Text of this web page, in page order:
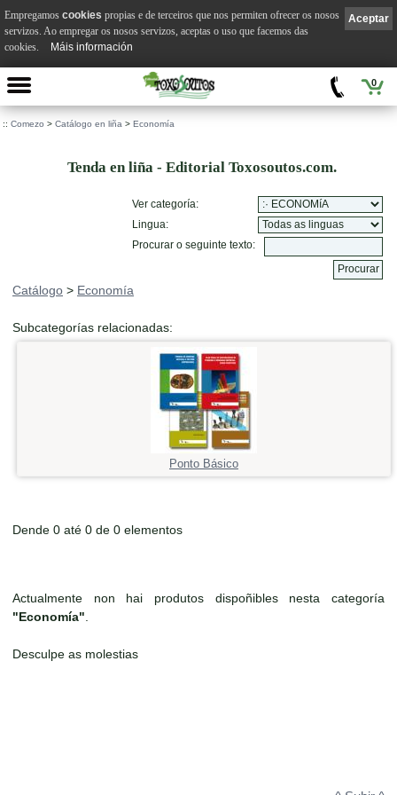
0
:: Comezo > Catálogo en liña > Economía
Tenda en liña - Editorial Toxosoutos.com.
Ver categoría:
Lingua:
Procurar o seguinte texto:
Catálogo > Economía
Subcategorías relacionadas:
Ponto Básico
Dende 0 até 0 de 0 elementos
Actualmente non hai produtos dispoñibles nesta categoría
"Economía"
Desculpe as molestias
Aceptar
Empregamos cookies propias e de terceiros que nos permiten ofrecer os nosos
servizos. Ao empregar os nosos servizos, aceptas o uso que facemos das
cookies.
Máis información